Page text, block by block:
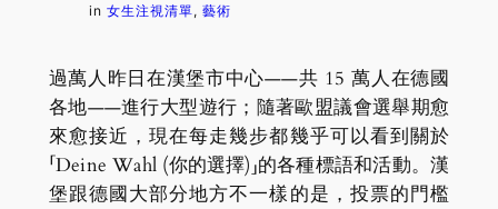
in 女生注視清單, 藝術
過萬人昨日在漢堡市中心——共 15 萬人在德國
各地——進行大型遊行；隨著歐盟議會選舉期愈
來愈接近，現在每走幾步都幾乎可以看到關於
「Deine Wahl (你的選擇)」的各種標語和活動。漢
堡跟德國大部分地方不一樣的是，投票的門檻